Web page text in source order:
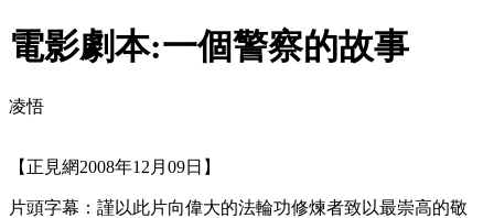
電影劇本:一個警察的故事
凌悟
【正見網2008年12月09日】
片頭字幕：謹以此片向偉大的法輪功修煉者致以最崇高的敬